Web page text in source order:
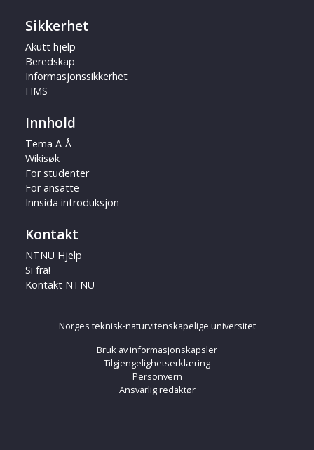
Sikkerhet
Akutt hjelp
Beredskap
Informasjonssikkerhet
HMS
Innhold
Tema A-Å
Wikisøk
For studenter
For ansatte
Innsida introduksjon
Kontakt
NTNU Hjelp
Si fra!
Kontakt NTNU
Norges teknisk-naturvitenskapelige universitet
Bruk av informasjonskapsler
Tilgjengelighetserklæring
Personvern
Ansvarlig redaktør